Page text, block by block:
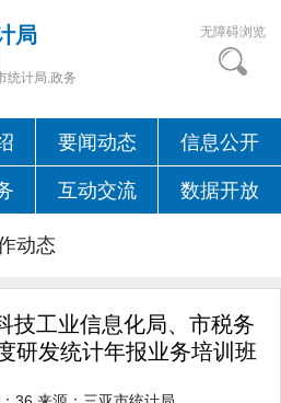
局
统计局.政务
无障碍浏览
要闻动态 信息公开
互动交流 数据开放
动态
技工业信息化局、市税务
研发统计年报业务培训班